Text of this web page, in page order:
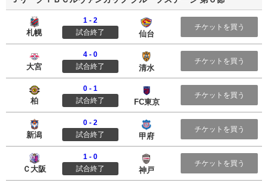
北海道コンサドーレ札幌
札幌
1 - 2
試合終了
仙台
チケットを買う
大宮アルディージャ
大宮
4 - 0
試合終了
清水
チケットを買う
柏レイソル
柏
0 - 1
試合終了
FC東京
チケットを買う
アルビレックス新潟
新潟
0 - 2
試合終了
甲府
チケットを買う
Ｃ大阪
1 - 0
試合終了
神戸
チケットを買う